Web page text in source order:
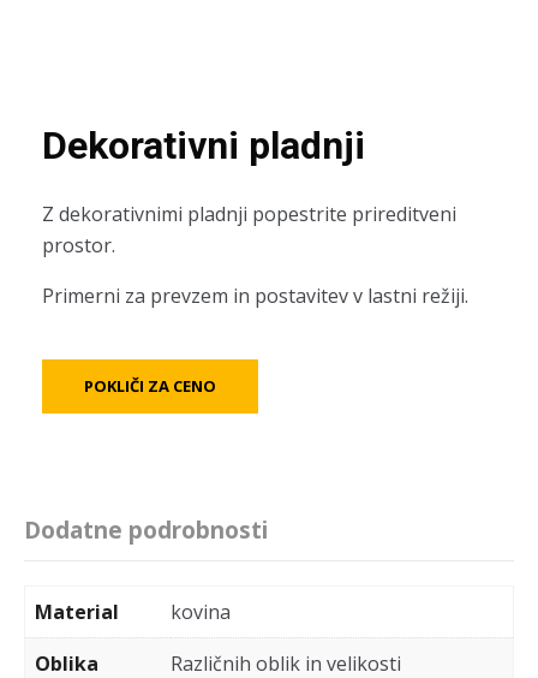
Dekorativni pladnji
Z dekorativnimi pladnji popestrite prireditveni
prostor.
Primerni za prevzem in postavitev v lastni režiji.
POKLIČI ZA CENO
Dodatne podrobnosti
Material
kovina
Oblika
Različnih oblik in velikosti